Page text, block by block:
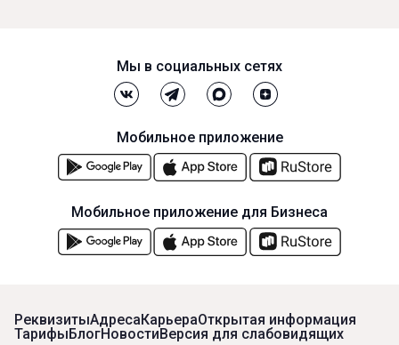
РеквизитыАдресаКарьераОткрытая информация
ТарифыБлогНовостиВерсия для слабовидящих
Мы в социальных сетях
Мобильное приложение
Мобильное приложение для Бизнеса